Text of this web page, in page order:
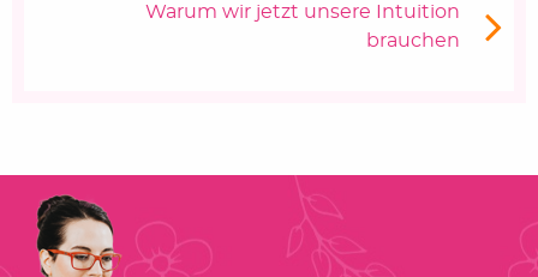
Nächster Beitrag
Warum wir jetzt unsere Intuition
brauchen